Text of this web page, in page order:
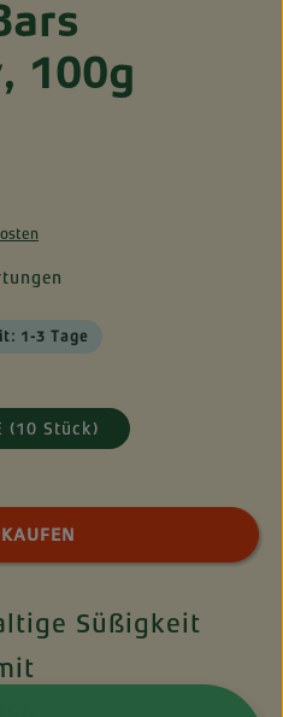
100g
Süßigkeit
1-3 Tage
(10 Stück)
den gewünschten